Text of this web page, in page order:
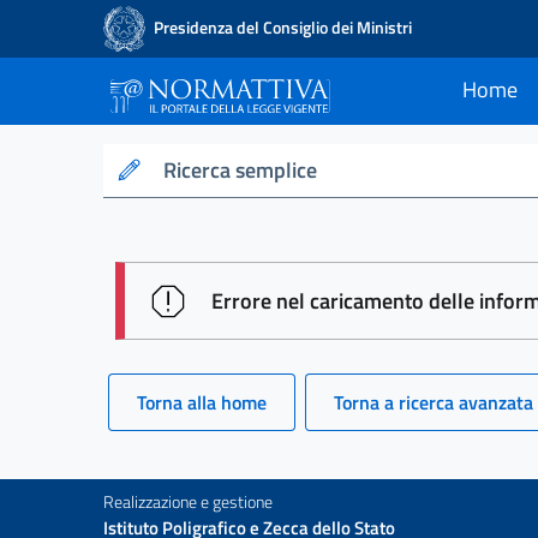
Presidenza del Consiglio dei Ministri
Normattiva - Il
Home
current
Ricerca semplice
session id: _EarjnzxF2Prx--
Errore nel caricamento delle
Torna alla home Torna a ricerca avanzata
Realizzazione e gestione
Istituto Poligrafico e Zecca dello Stato